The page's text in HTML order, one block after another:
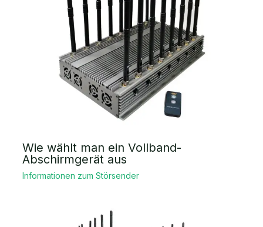
Wie wählt man ein Vollband-
Abschirmgerät aus
Informationen zum Störsender